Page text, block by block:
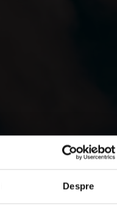
Despre